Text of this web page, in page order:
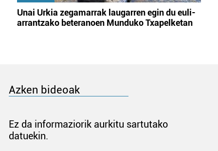
Unai Urkia zegamarrak laugarren egin du euli-
arrantzako beteranoen Munduko Txapelketan
Azken bideoak
Ez da informaziorik aurkitu sartutako
datuekin.